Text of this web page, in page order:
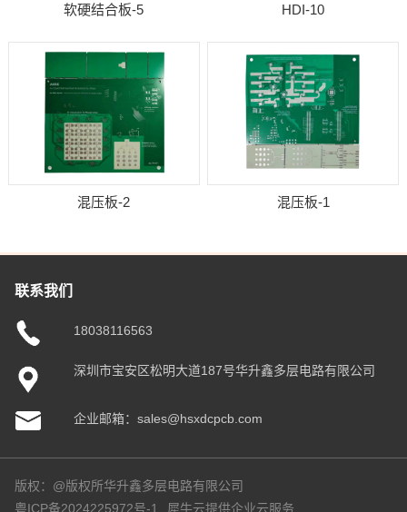
软硬结合板-5 HDI-10
混压板-2 混压板-1
联系我们
18038116563
深圳市宝安区松明大道187号华升鑫多层电路有限公司
企业邮箱：sales@hsxdcpcb.com
版权：@版权所华升鑫多层电路有限公司
粤ICP备2024225972号-1
犀牛云提供企业云服务